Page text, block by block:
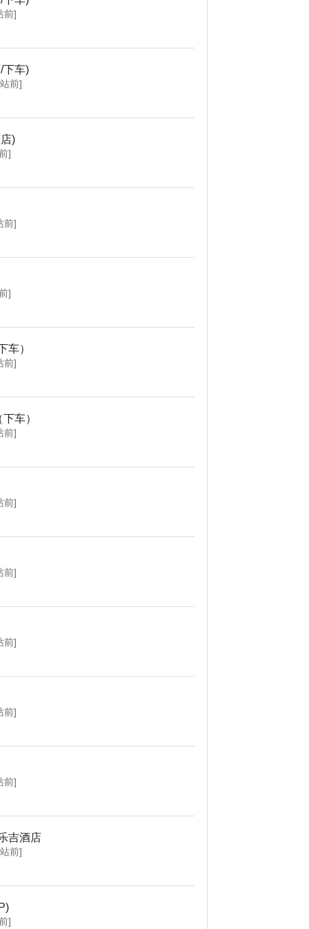
前]
下车)
前]
)
]
前]
]
车）
前]
车）
前]
前]
前]
前]
前]
前]
吉酒店
前]
]